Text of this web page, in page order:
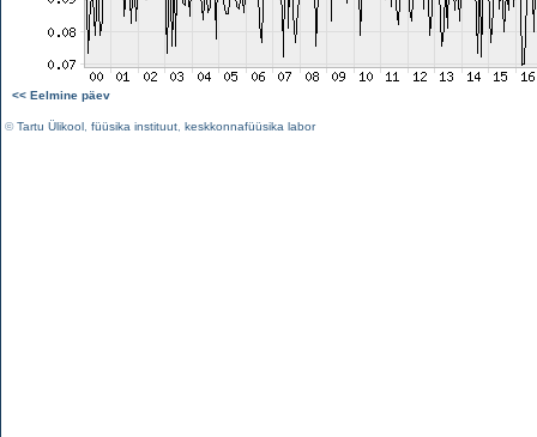
<< Eelmine päev
©Tartu Ülikool füüsika instituut keskkonnafüüsika labor